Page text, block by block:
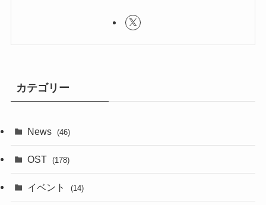
カテゴリー
News (46)
OST (178)
イベント (14)